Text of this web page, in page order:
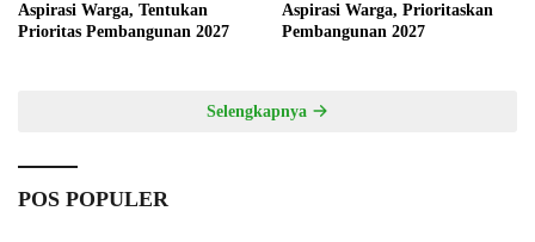
Aspirasi Warga, Tentukan
Prioritas Pembangunan 2027
Aspirasi Warga, Prioritaskan
Pembangunan 2027
Selengkapnya
POS POPULER